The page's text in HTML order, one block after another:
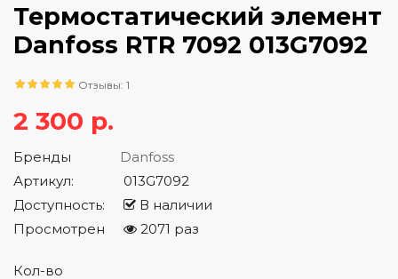
Термостатический элемент
Danfoss RTR 7092 013G7092
Отзывы: 1
2 300 р.
Бренды
Danfoss
Артикул:
013G7092
Доступность:
В наличии
Просмотрен
2071 раз
Кол-во